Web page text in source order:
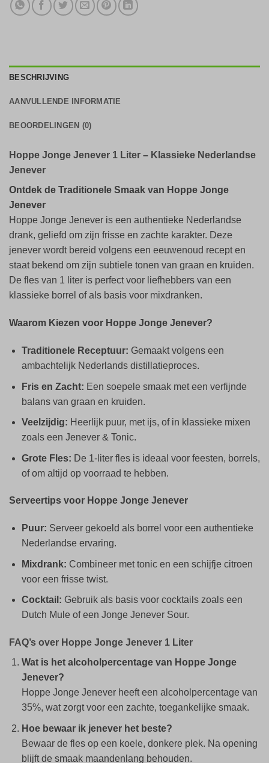
BESCHRIJVING
AANVULLENDE INFORMATIE
BEOORDELINGEN (0)
Hoppe Jonge Jenever 1 Liter – Klassieke Nederlandse
Jenever
Ontdek de Traditionele Smaak van Hoppe Jonge
Jenever
Hoppe Jonge Jenever is een authentieke Nederlandse
drank, geliefd om zijn frisse en zachte karakter. Deze
jenever wordt bereid volgens een eeuwenoud recept en
staat bekend om zijn subtiele tonen van graan en kruiden.
De fles van 1 liter is perfect voor liefhebbers van een
klassieke borrel of als basis voor mixdranken.
Waarom Kiezen voor Hoppe Jonge Jenever?
Traditionele Receptuur: Gemaakt volgens een
ambachtelijk Nederlands distillatieproces.
Fris en Zacht: Een soepele smaak met een verfijnde
balans van graan en kruiden.
Veelzijdig: Heerlijk puur, met ijs, of in klassieke mixen
zoals een Jenever & Tonic.
Grote Fles: De 1-liter fles is ideaal voor feesten, borrels,
of om altijd op voorraad te hebben.
Serveertips voor Hoppe Jonge Jenever
Puur: Serveer gekoeld als borrel voor een authentieke
Nederlandse ervaring.
Mixdrank: Combineer met tonic en een schijfje citroen
voor een frisse twist.
Cocktail: Gebruik als basis voor cocktails zoals een
Dutch Mule of een Jonge Jenever Sour.
FAQ’s over Hoppe Jonge Jenever 1 Liter
Wat is het alcoholpercentage van Hoppe Jonge
Jenever?
Hoppe Jonge Jenever heeft een alcoholpercentage van
35%, wat zorgt voor een zachte, toegankelijke smaak.
Hoe bewaar ik jenever het beste?
Bewaar de fles op een koele, donkere plek. Na opening
blijft de smaak maandenlang behouden.